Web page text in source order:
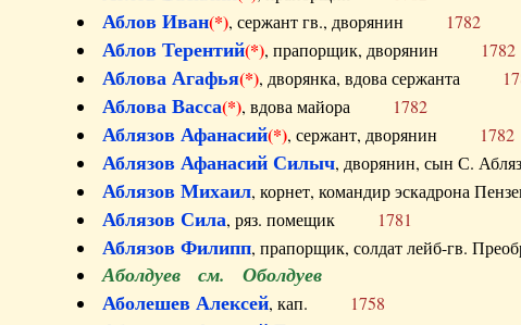
Аблов Иван(*), сержант гв., дворянин 1782
Аблов Терентий(*), прапорщик, дворянин 1782
Аблова Агафья(*), дворянка, вдова сержанта
Аблова Васса(*), вдова майора 1782
Аблязов Афанасий(*), сержант, дворянин 1782
Аблязов Афанасий Силыч, дворянин, сын С.
Аблязов Михаил, корнет, командир эскадрона
Аблязов Сила, ряз. помещик 1781
Аблязов Филипп, прапорщик, солдат лейб-гв.
Аболдуев см. Оболдуев
Аболешев Алексей, кап. 1758